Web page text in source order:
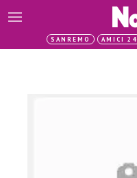
SANREMO AMICI 24